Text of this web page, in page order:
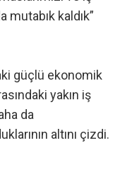
kaldık”
güçlü ekonomik
yakın iş
da
altını çizdi.